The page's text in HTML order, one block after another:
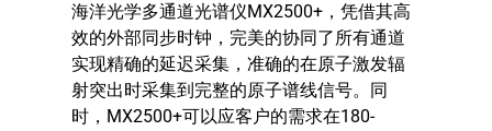
海洋光学多通道光谱仪MX2500+，凭借其高
效的外部同步时钟，完美的协同了所有通道
实现精确的延迟采集，准确的在原子激发辐
射突出时采集到完整的原子谱线信号。同
时，MX2500+可以应客户的需求在180-